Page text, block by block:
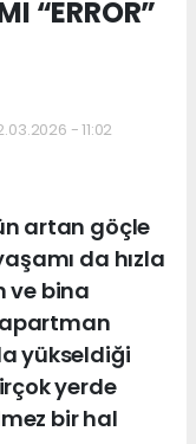
“ERROR”
- 11:02
artan göçle
da hızla
ve bina
apartman
yükseldiği
yerde
bir hal